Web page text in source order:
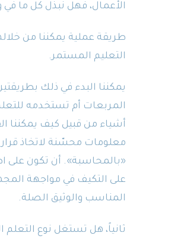
الأعمال، فهل نبذل كل ما
طريقة عملية يمكننا من
التعليم المستمر.
يمكننا البدء في ذلك
المربعات أم تستخدمه
أشياء من قبيل كيف يمكننا
معلومات محسّنة لاتخاذ
«بالمحاسبة». أن تكون على
المناسب والوثيق الصلة.
ثانياً، هل تستغل نوع